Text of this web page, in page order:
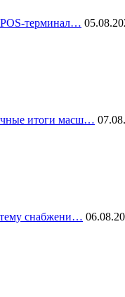
POS-терминал…
итоги масш…
снабжени…